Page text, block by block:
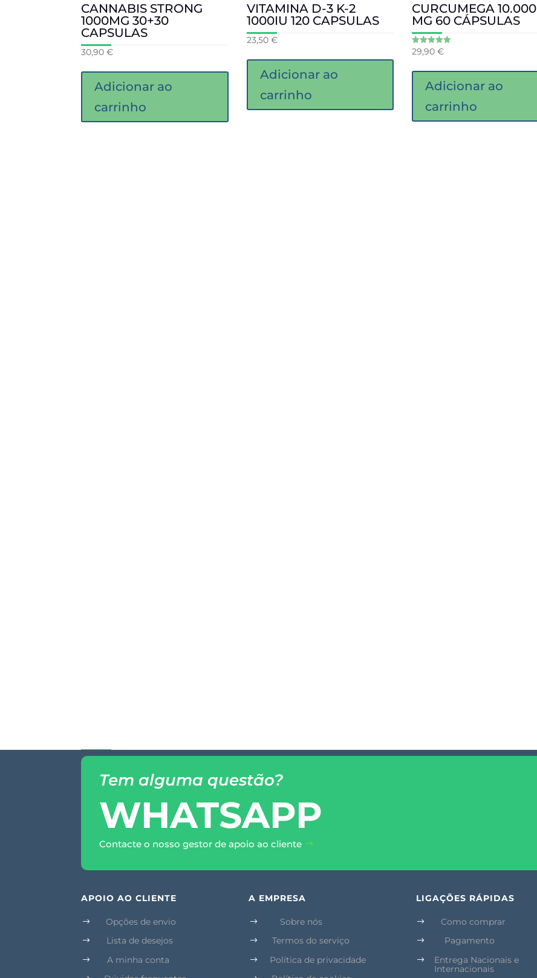
CANNABIS STRONG
1000MG 30+30
CAPSULAS
30,90€
Adicionar ao
carrinho
VITAMINA D-3 K-2
1000IU 120 CAPSULAS
23,50 €
Adicionar ao
carrinho
CURCUMEGA 10.000
MG 60 CÁPSULAS
Avaliação
5.00
29,90€
Adicionar ao
carrinho
Tem alguma questão?
WHATSAPP
Contacte o nosso gestor de apoio ao cliente
APOIO AO CLIENTE
$ Opções de envio
$ Lista de desejos
$ A minha conta
A EMPRESA
$ Sobre nós
$ Termos do serviço
$ Política de privacidade
LIGAÇÕES RÁPIDAS
$ Como comprar
$ Pagamento
$
Entrega Nacionais e
Internacionais